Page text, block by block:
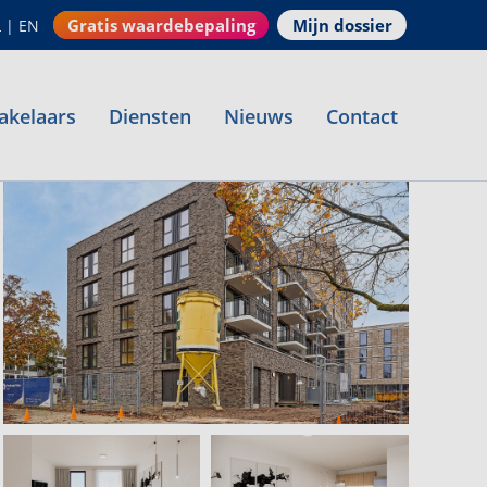
| EN Gratis waardebepaling Mijn dossier
Diensten Nieuws Contact